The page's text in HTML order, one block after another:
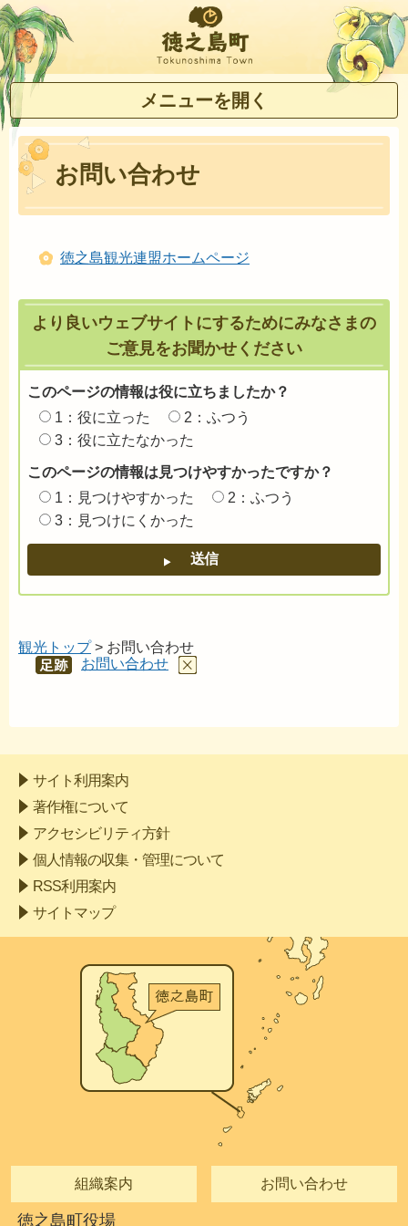
徳之島町
メニューを開く
お問い合わせ
徳之島観光連盟ホームページ
より良いウェブサイトにするためにみなさまの
ご意見をお聞かせください
このページの情報は役に立ちましたか？
1：役に立った
2：ふつう
3：役に立たなかった
このページの情報は見つけやすかったですか？
1：見つけやすかった
2：ふつう
3：見つけにくかった
観光トップ> お問い合わせ
あし
お問い合わせ
サイト利用案内
著作権について
アクセシビリティ方針
個人情報の収集・管理について
RSS利用案内
サイトマップ
組織案内 お問い合わせ
徳之島町役場